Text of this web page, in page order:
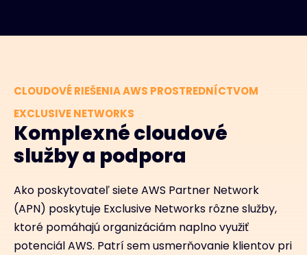
CLOUDOVÉ RIEŠENIA AWS PROSTREDNÍCTVOM
EXCLUSIVE NETWORKS
Komplexné cloudové
služby a podpora
Ako poskytovateľ siete AWS Partner Network
(APN) poskytuje Exclusive Networks rôzne služby,
ktoré pomáhajú organizáciám naplno využiť
potenciál AWS. Patrí sem usmerňovanie klientov pri